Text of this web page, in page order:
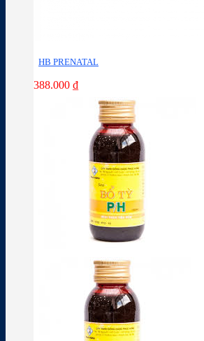
HB PRENATAL
388.000 ₫